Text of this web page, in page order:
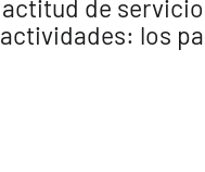
de
los